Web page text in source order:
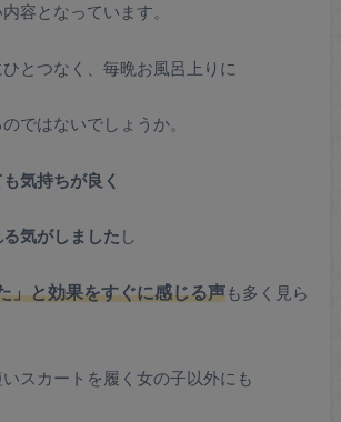
容となっています。
とつなく、毎晩お風呂上りに
ではないでしょうか。
も気持ちが良く
気がしました し
」と効果をすぐに感じる声も多く見ら
スカートを履く女の子以外にも